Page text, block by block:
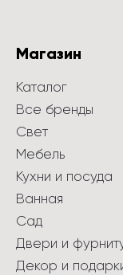
Магазин
Каталог
Все бренды
Свет
Мебель
Кухни и посуда
Ванная
Сад
Двери и
Декор и